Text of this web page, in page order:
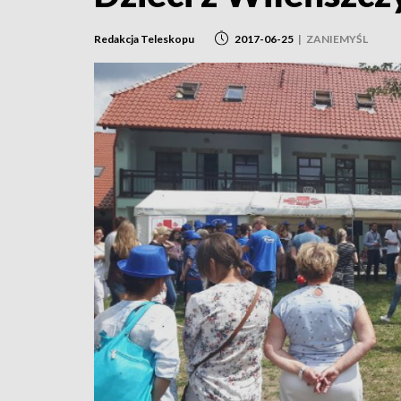
Redakcja Teleskopu 2017-06-25 | ZANIEMYŚL